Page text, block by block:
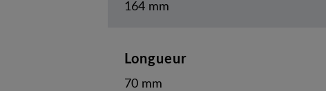
164 mm
Longueur
70 mm